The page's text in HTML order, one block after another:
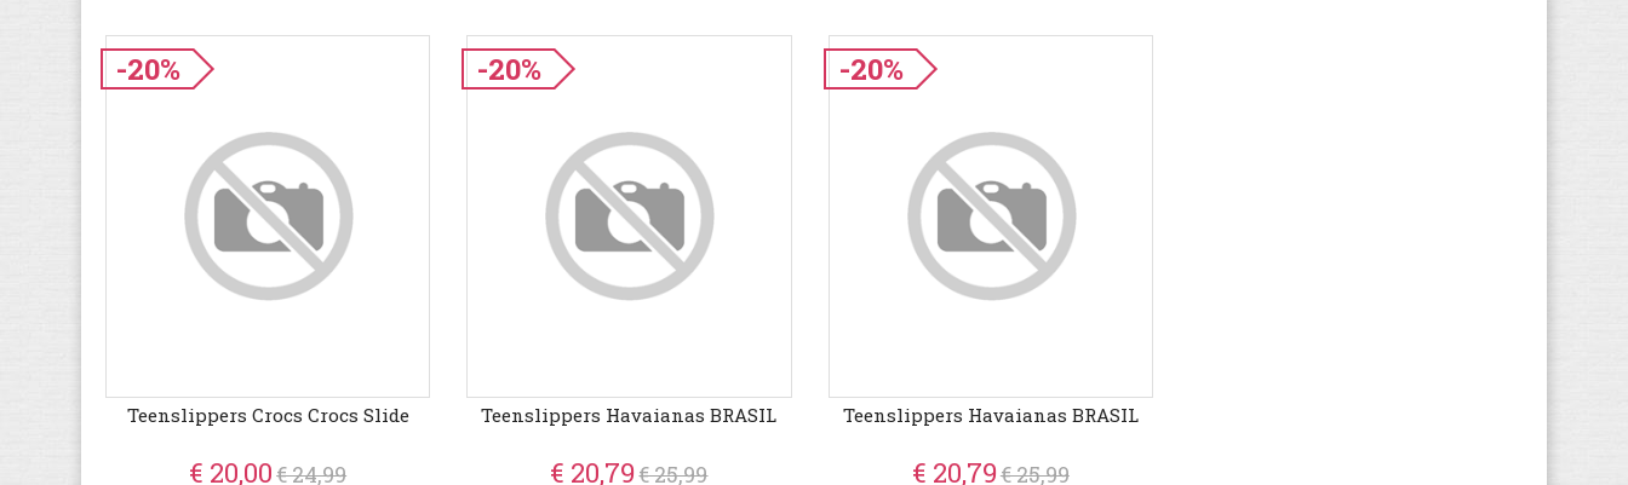
-20%
Teenslippers Crocs Crocs Slide
€ 20,00€ 24,99
-20%
Teenslippers Havaianas BRASIL
€ 20,79€ 25,99
-20%
Teenslippers Havaianas BRASIL
€ 20,79€ 25,99